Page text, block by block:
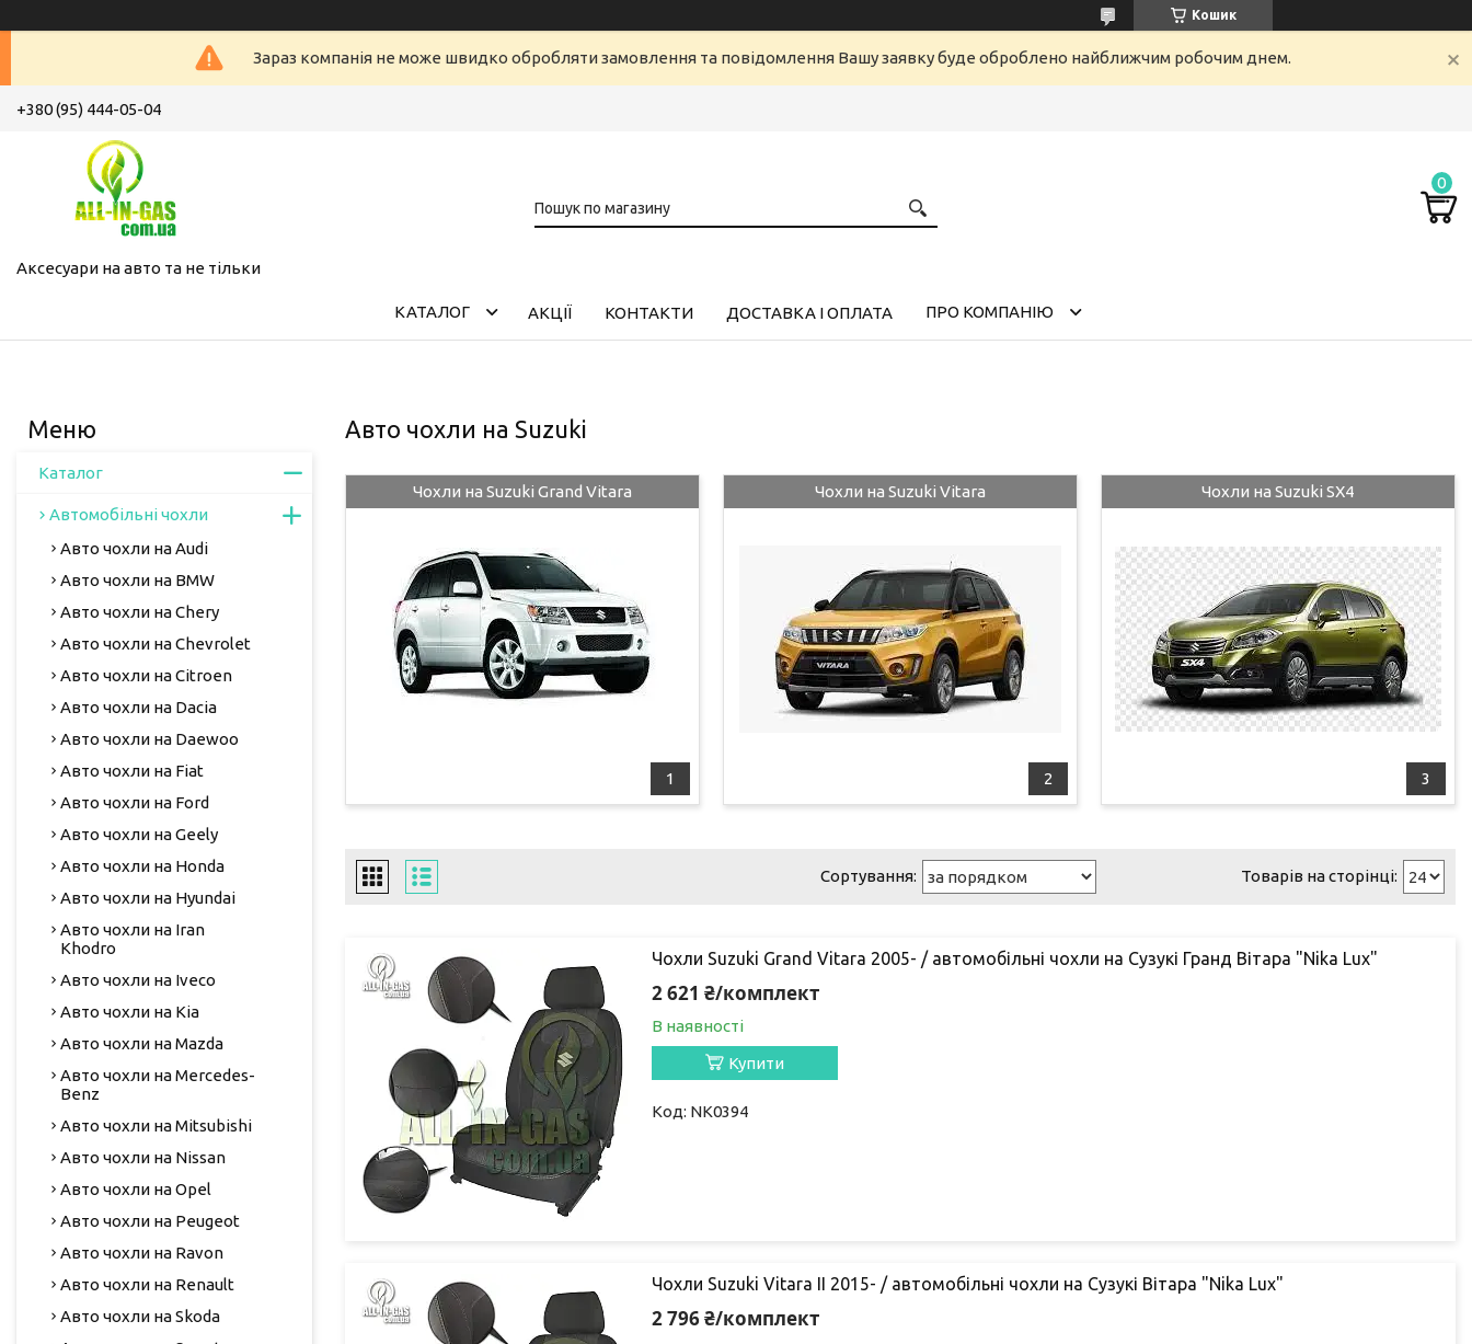
Кошик
Зараз компанія не може швидко обробляти замовлення та повідомлення Вашу заявку буде оброблено найближчим робочим днем.
+380 (95) 444-05-04
Аксесуари на авто та не тільки
КАТАЛОГ АКЦІЇ КОНТАКТИ ДОСТАВКА І ОПЛАТА ПРО КОМПАНІЮ
Авто чохли на Suzuki
1
Чохли на Suzuki Grand Vitara
2
Чохли на Suzuki Vitara
3
Чохли на Suzuki SX4
Чохли Suzuki Grand Vitara 2005- / автомобільні чохли на Сузукі Гранд Вітара "Nika Lux"
2 621 ₴/комплект
В наявності
Купити
NK0394
Чохли Suzuki Vitara II 2015- / автомобільні чохли на Сузукі Вітара "Nika Lux"
2 796 ₴/комплект
Каталог
Автомобільні чохли
Авто чохли на Audi
Авто чохли на BMW
Авто чохли на Chery
Авто чохли на Chevrolet
Авто чохли на Citroen
Авто чохли на Dacia
Авто чохли на Daewoo
Авто чохли на Fiat
Авто чохли на Ford
Авто чохли на Geely
Авто чохли на Honda
Авто чохли на Hyundai
Авто чохли на Iran
Khodro
Авто чохли на Iveco
Авто чохли на Kia
Авто чохли на Mazda
Авто чохли на Mercedes-
Benz
Авто чохли на Mitsubishi
Авто чохли на Nissan
Авто чохли на Opel
Авто чохли на Peugeot
Авто чохли на Ravon
Авто чохли на Renault
Авто чохли на Skoda